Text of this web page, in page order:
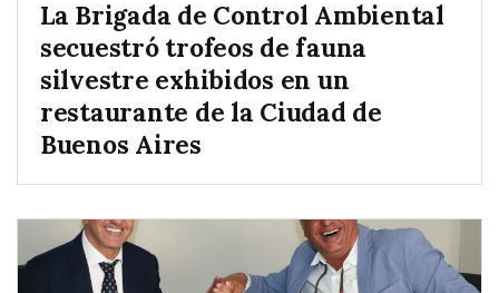
La Brigada de Control Ambiental
secuestró trofeos de fauna
silvestre exhibidos en un
restaurante de la Ciudad de
Buenos Aires